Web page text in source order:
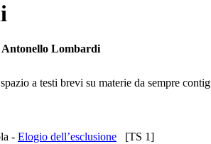
Lombardi
a testi brevi su materie da sempre
- Elogio dell’esclusione [TS 1]